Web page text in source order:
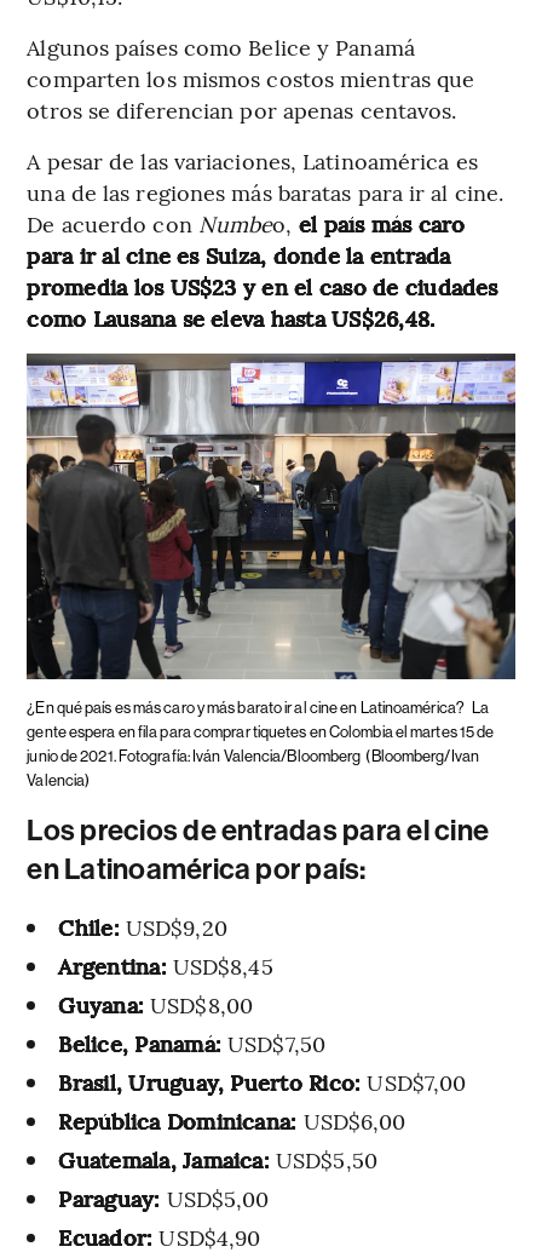
Algunos países como Belice y Panamá
comparten los mismos costos mientras que
otros se diferencian por apenas centavos.
A pesar de las variaciones, Latinoamérica es
una de las regiones más baratas para ir al cine.
De acuerdo con Numbeo, el país más caro
para ir al cine es Suiza, donde la entrada
promedia los US$23 y en el caso de ciudades
como Lausana se eleva hasta US$26,48.
¿En qué país es más caro y más barato ir al cine en Latinoamérica? La
gente espera en fila para comprar tiquetes en Colombia el martes 15 de
junio de 2021. Fotografía: Iván Valencia/Bloomberg (Bloomberg/Ivan
Valencia)
Los precios de entradas para el cine
en Latinoamérica por país:
Chile: USD$9,20
Argentina: USD$8,45
Guyana: USD$8,00
Belice, Panamá: USD$7,50
Brasil, Uruguay, Puerto Rico: USD$7,00
República Dominicana: USD$6,00
Guatemala, Jamaica: USD$5,50
Paraguay: USD$5,00
Ecuador: USD$4,90